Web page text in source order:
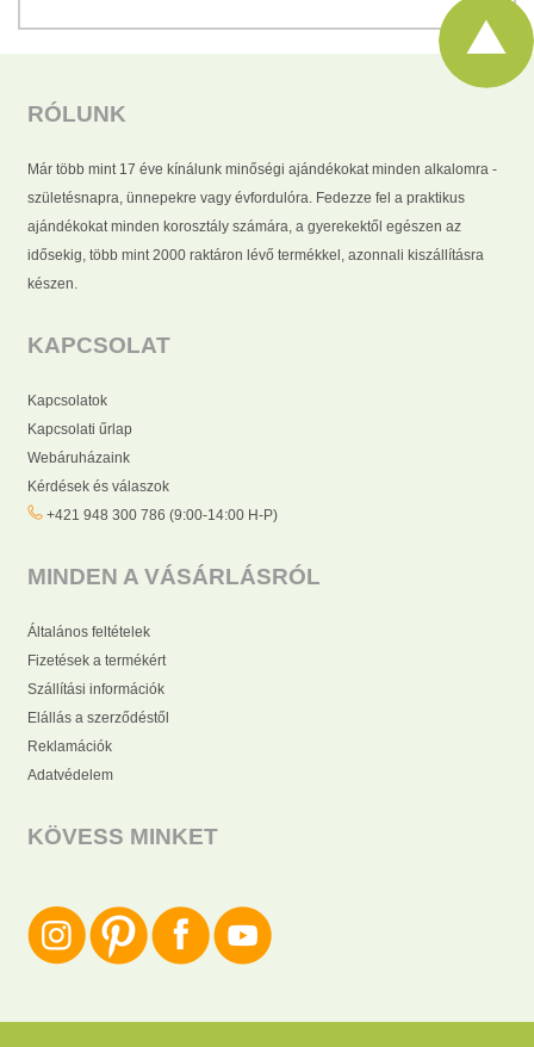
RÓLUNK
Már több mint 17 éve kínálunk minőségi ajándékokat minden alkalomra -
születésnapra, ünnepekre vagy évfordulóra. Fedezze fel a praktikus
ajándékokat minden korosztály számára, a gyerekektől egészen az
idősekig, több mint 2000 raktáron lévő termékkel, azonnali kiszállításra
készen.
KAPCSOLAT
Kapcsolatok
Kapcsolati űrlap
Webáruházaink
Kérdések és válaszok
+421 948 300 786 (9:00-14:00 H-P)
MINDEN A VÁSÁRLÁSRÓL
Általános feltételek
Fizetések a termékért
Szállítási információk
Elállás a szerződéstől
Reklamációk
Adatvédelem
KÖVESS MINKET